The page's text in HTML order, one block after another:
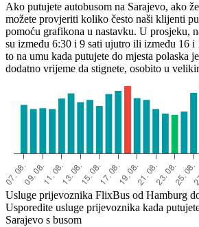
Ako putujete autobusom na Sarajevo, ako
možete provjeriti koliko često naši klijenti
pomoću grafikona u nastavku. U prosjeku,
su između 6:30 i 9 sati ujutro ili između 16 i
to na umu kada putujete do mjesta polaska
dodatno vrijeme da stignete, osobito u
Usluge prijevoznika FlixBus od Hamburg
Usporedite usluge prijevoznika kada
Sarajevo s busom